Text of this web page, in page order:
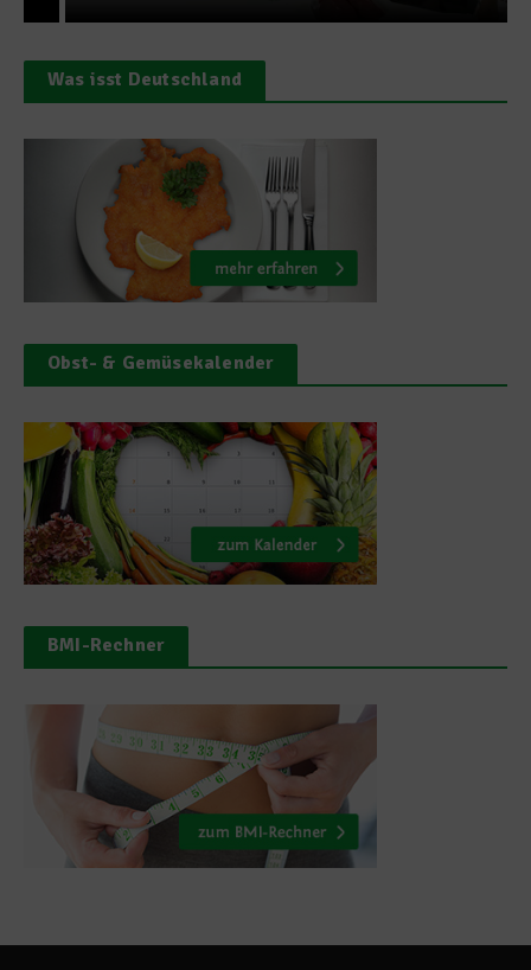
Was isst Deutschland
Obst- & Gemüsekalender
BMI-Rechner